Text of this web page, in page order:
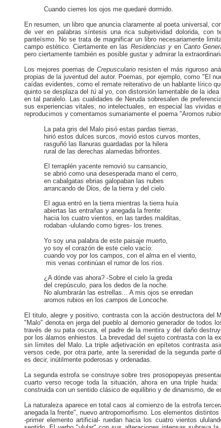
Cuando cierres los ojos me quedaré dormido.
En resumen, un libro que anuncia claramente al poeta universal,
de ver en palabras síntesis una rica subjetividad dolorida, con
panteísmo. No se trata de magnificar un libro necesariamente
campo estético. Ciertamente en las Residencias y en Canto
pero ciertamente también es posible gustar y admirar la
Los mejores poemas deCrepuscularioresisten el más riguroso
propias de la juventud del autor. Poemas, por ejemplo, como "El
caídas evidentes, como el remate reiterativo de un hablante lírico
quinto se desplaza del tú al yo, con distorsión lamentable de la
en tal paralelo. Las cualidades de Neruda sobresalen de
sus experiencias vitales, no intelectuales, en especial las
reproducimos y comentamos sumariamente el poema "Aromos
La pata gris del Malo pisó estas pardas tierras,
hirió estos dulces surcos, movió estos curvos montes,
rasguñó las llanuras guardadas por la hilera
rural de las derechas alamedas bifrontes.
El terraplén yacente removió su cansancio,
se abrió como una desesperada mano el cerro,
en cabalgatas ebrias galopaban las nubes
arrancando de Dios, de la tierra y del cielo.
El agua entró en la tierra mientras la tierra huía
abiertas las entrañas y anegada la frente:
hacia los cuatro vientos, en las tardes malditas,
rodaban -ululando como tigres- los trenes.
Yo soy una palabra de este paisaje muerto,
yo soy el corazón de este cielo vacío:
cuando voy por los campos, con el alma en el viento,
mis venas continúan el rumor de los ríos.
¿A dónde vas ahora? -Sobre el cielo la greda
del crepúsculo, para los dedos de la noche.
No alumbrarán las estrellas... A mis ojos se enredan
aromos rubios en los campos de Loncoche.
El titulo, alegre y positivo, contrasta con la acción destructora del
"Malo" denota en jerga del pueblo al demonio generador de todos
través de su pata oscura, el padre de la mentira y del daño
por los álamos enhiestos. La brevedad del sujeto contrasta con la
sin límites del Malo. La triple adjetivación en epítetos contrasta
versos cede, por otra parte, ante la serenidad de la segunda
es decir, inútilmente poderosas y ordenadas.
La segunda estrofa se construye sobre tres prosopopeyas
cuarto verso recoge toda la situación, ahora en una triple
construida con un sentido clásico de equilibrio y de dinamismo, de
La naturaleza aparece en total caos al comienzo de la estrofa
anegada la frente", nuevo antropomorfismo. Los elementos
-primer elemento artificial- ruedan hacia los cuatro vientos